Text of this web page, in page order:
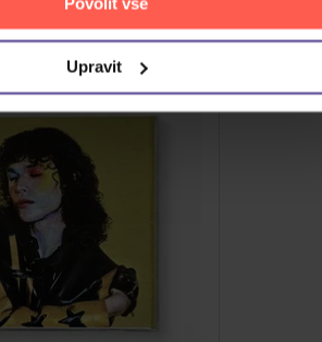
Upravit